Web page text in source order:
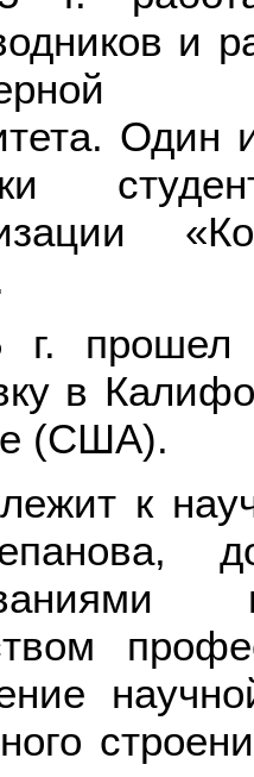
и
Один
прошел
в
(США).
к